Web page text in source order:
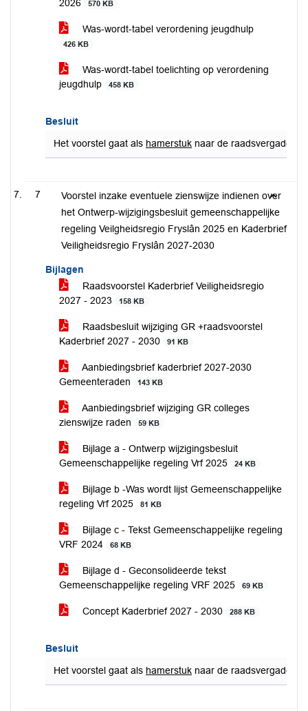
2026
570 KB
Was-wordt-tabel verordening jeugdhulp
426 KB
Was-wordt-tabel toelichting op verordening
jeugdhulp
458 KB
Besluit
Het voorstel gaat als hamerstuk naar de
7
Voorstel inzake eventuele zienswijze indienen over
het Ontwerp-wijzigingsbesluit gemeenschappelijke
regeling Veilgheidsregio Fryslân 2025 en Kaderbrief
Veiligheidsregio Fryslân 2027-2030
Bijlagen
Raadsvoorstel Kaderbrief Veiligheidsregio
2027 - 2023
158 KB
Raadsbesluit wijziging GR +raadsvoorstel
Kaderbrief 2027 - 2030
91 KB
Aanbiedingsbrief kaderbrief 2027-2030
Gemeenteraden
143 KB
Aanbiedingsbrief wijziging GR colleges
zienswijze raden
59 KB
Bijlage a - Ontwerp wijzigingsbesluit
Gemeenschappelijke regeling Vrf 2025
24 KB
Bijlage b -Was wordt lijst Gemeenschappelijke
regeling Vrf 2025
81 KB
Bijlage c - Tekst Gemeenschappelijke regeling
VRF 2024
68 KB
Bijlage d - Geconsolideerde tekst
Gemeenschappelijke regeling VRF 2025
69 KB
Concept Kaderbrief 2027 - 2030 288 KB
Besluit
Het voorstel gaat als hamerstuk naar de